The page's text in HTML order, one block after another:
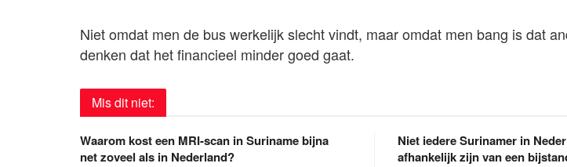
Niet omdat men de bus werkelijk slecht vindt, maar omdat men bang is dat
denken dat het financieel minder goed gaat.
Mis dit niet:
Waarom kost een MRI-scan in Suriname bijna
net zoveel als in Nederland?
Niet iedere Surinamer in
afhankelijk zijn van een